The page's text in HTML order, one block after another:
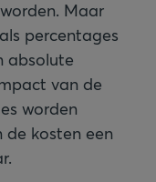
Maar
percentages
absolute
van de
worden
kosten een